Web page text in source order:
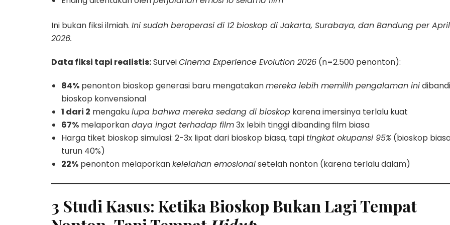
Ini bukan fiksi ilmiah. Ini sudah beroperasi di 12 bioskop di Jakarta, Surabaya, dan Bandung per April
2026.
Data fiksi tapi realistis:SurveiCinema Experience Evolution 2026 (n=2.500 penonton):
84% penonton bioskop generasi baru mengatakanmereka lebih memilih pengalaman ini
bioskop konvensional
1 dari 2 mengakulupa bahwa mereka sedang di bioskop karena imersinya terlalu kuat
67% melaporkandaya ingat terhadap film3x lebih tinggi dibanding film biasa
Harga tiket bioskop simulasi: 2-3x lipat dari bioskop biasa, tapi tingkat okupansi 95% (bioskop
turun 40%)
22% penonton melaporkankelelahan emosionalsetelah nonton (karena terlalu dalam)
3 Studi Kasus: Ketika Bioskop Bukan Lagi Tempat